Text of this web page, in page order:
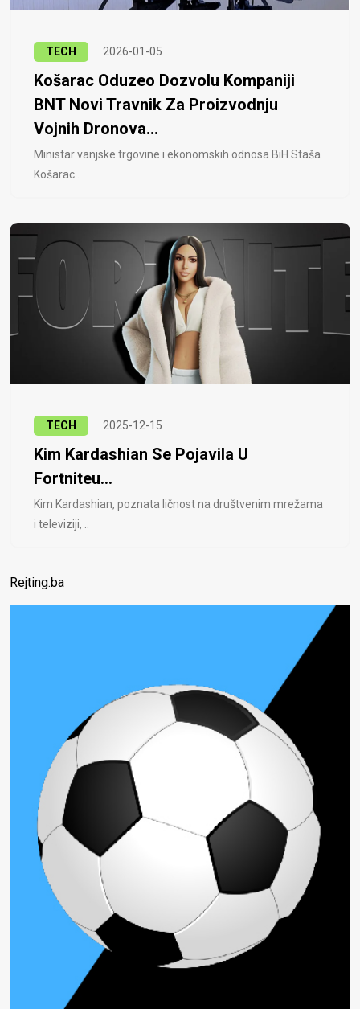
TECH 2026-01-05
Košarac Oduzeo Dozvolu Kompaniji
BNT Novi Travnik Za Proizvodnju
Vojnih Dronova...
Ministar vanjske trgovine i ekonomskih odnosa BiH Staša
Košarac..
TECH 2025-12-15
Kim Kardashian Se Pojavila U
Fortniteu...
Kim Kardashian, poznata ličnost na društvenim mrežama
i televiziji, ..
Rejting.ba